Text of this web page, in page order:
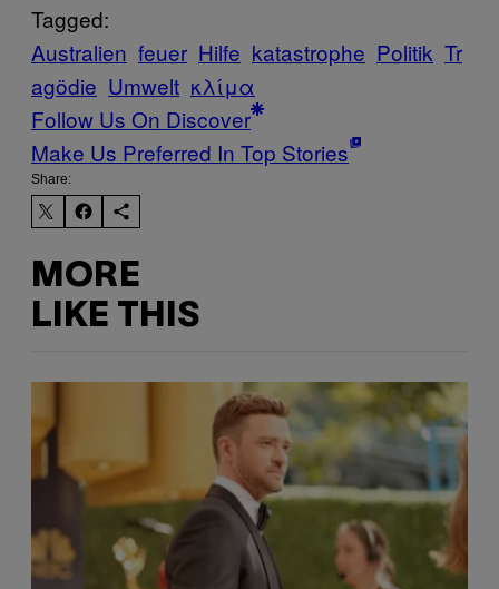
Tagged:
Australien feuer Hilfe katastrophe Politik Tr
agödie Umwelt κλίμα
Follow Us On Discover
Make Us Preferred In Top Stories
Share:
MORE
LIKE THIS